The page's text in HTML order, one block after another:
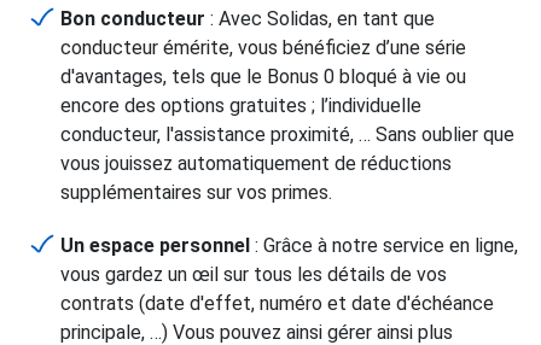
Bon conducteur : Avec Solidas, en tant que
conducteur émérite, vous bénéficiez d’une série
d'avantages, tels que le Bonus 0 bloqué à vie ou
encore des options gratuites ; l’individuelle
conducteur, l'assistance proximité, … Sans oublier que
vous jouissez automatiquement de réductions
supplémentaires sur vos primes.
Un espace personnel : Grâce à notre service en ligne,
vous gardez un œil sur tous les détails de vos
contrats (date d'effet, numéro et date d'échéance
principale, …) Vous pouvez ainsi gérer ainsi plus